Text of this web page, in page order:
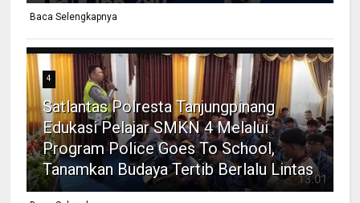
Baca Selengkapnya
4
Satlantas Polresta Tanjungpinang
Edukasi Pelajar SMKN 4 Melalui
Program Police Goes To School,
Tanamkan Budaya Tertib Berlalu Lintas